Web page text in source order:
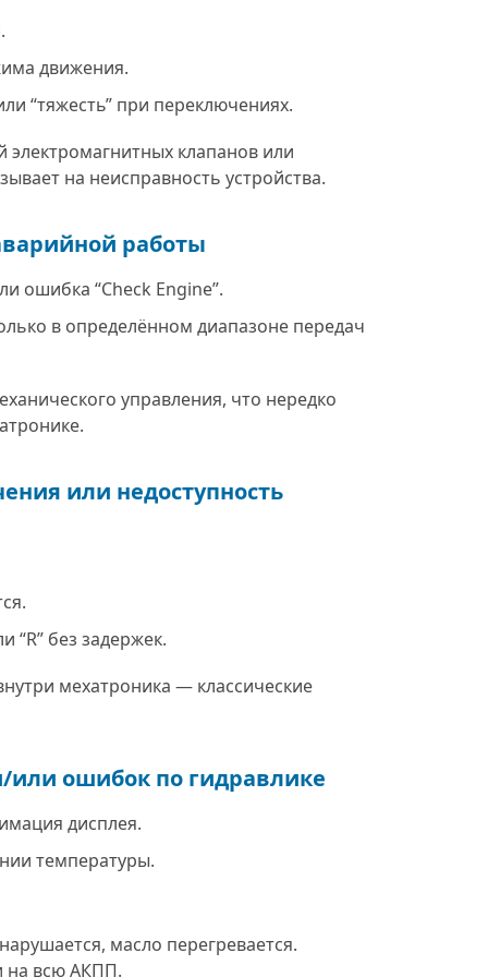
гарантию на работы. Все
движения.
“тяжесть” при переключениях.
клапанов или
на неисправность устройства.
работы
ошибка “Check Engine”.
в определённом диапазоне передач
управления, что нередко
или недоступность
“R” без задержек.
мехатроника — классические
ошибок по гидравлике
дисплея.
температуры.
масло перегревается.
на всю АКПП.